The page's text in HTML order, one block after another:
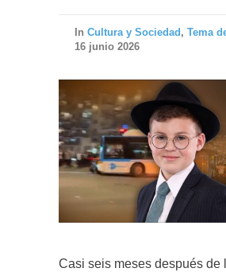
In Cultura y Sociedad , Tema
16 junio 2026
Casi seis meses después de